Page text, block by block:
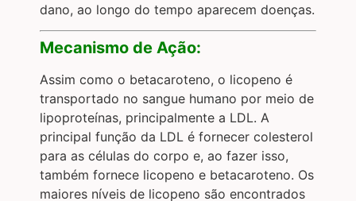
dano, ao longo do tempo aparecem doenças.
Mecanismo de Ação:
Assim como o betacaroteno, o licopeno é
transportado no sangue humano por meio de
lipoproteínas, principalmente a LDL. A
principal função da LDL é fornecer colesterol
para as células do corpo e, ao fazer isso,
também fornece licopeno e betacaroteno. Os
maiores níveis de licopeno são encontrados